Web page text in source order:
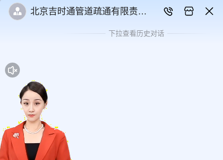
北京吉时通管道疏通有限责任
下拉查看历史对话